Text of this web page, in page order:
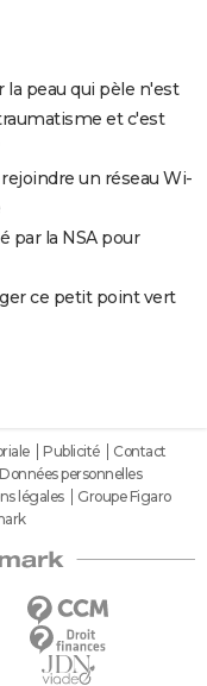
la peau qui pèle n'est
et c'est
un réseau Wi-
par la NSA pour
ce petit point vert
Publicité
Contact
Données personnelles
légales
Groupe Figaro